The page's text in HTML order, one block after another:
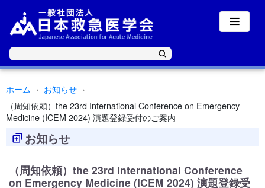
ホーム
お知らせ
（周知依頼）the 23rd International Conference on Emergency
Medicine (ICEM 2024) 演題登録受付のご案内
お知らせ
（周知依頼）the 23rd International Conference
on Emergency Medicine (ICEM 2024) 演題登録受